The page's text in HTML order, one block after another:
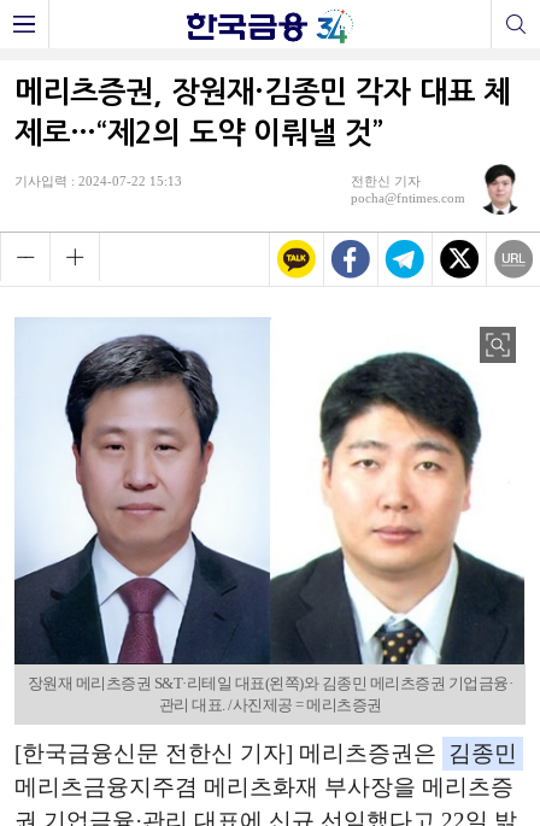
메리츠증권, 장원재·김종민 각자 대표 체
제로…“제2의 도약 이뤄낼 것”
기사입력 : 2024-07-22 15:13
전한신 기자
pocha@fntimes.com
장원재 메리츠증권 S&T·리테일 대표(왼쪽)와 김종민 메리츠증권 기업금융·
관리 대표. /사진제공 = 메리츠증권
[한국금융신문 전한신 기자] 메리츠증권은
김종민
메리츠금융지주겸 메리츠화재 부사장을 메리츠증
권 기업금융·관리 대표에 신규 선임했다고 22일 밝